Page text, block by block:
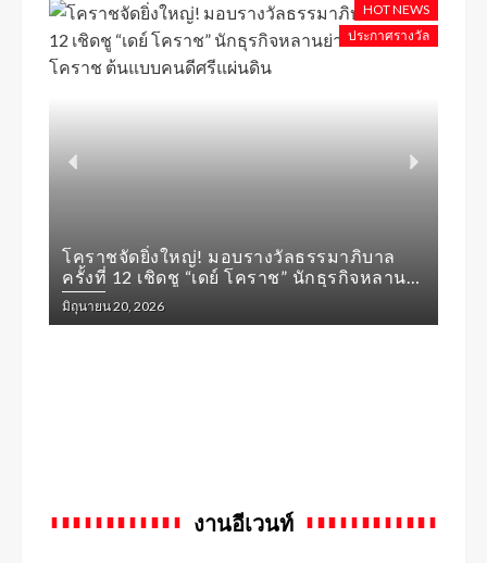
HOT NEWS
ประกาศรางวัล
โคราชจัดยิ่งใหญ่! มอบรางวัลธรรมาภิบาล
ครั้งที่ 12 เชิดชู “เดย์ โคราช” นักธุรกิจหลาน
ย่าโมคนโคราช ต้นแบบคนดีศรีแผ่นดิน
มิถุนายน 20, 2026
งานอีเวนท์